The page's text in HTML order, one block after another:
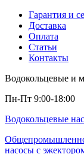
Гарантия и
Доставка
Оплата
Статьи
Контакты
Водокольцевые и
Пн-Пт 9:00-18:00
Водокольцевые
насосы с